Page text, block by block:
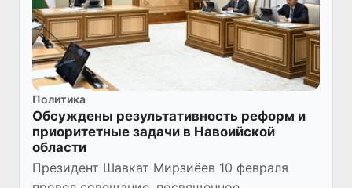
Политика
Обсуждены результативность реформ и
приоритетные задачи в Навоийской
области
Президент Шавкат Мирзиёев 10 февраля